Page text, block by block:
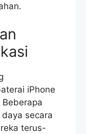
iPhone
secara
terus-